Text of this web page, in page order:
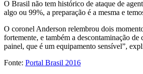
O Brasil não tem histórico de ataque de
algo ou 99%, a preparação é a mesma e
O coronel Anderson relembrou dois
fortemente, e também a descontaminação
painel, que é um equipamento sensível”,
Fonte: Portal Brasil 2016